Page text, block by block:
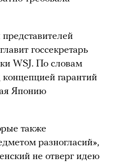
госсекретарь
WSJ. По словам
гарантий
Японию
также
разногласий»,
не отверг идею